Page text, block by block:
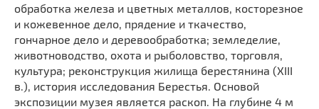
обработка железа и цветных металлов, косторезное
и кожевенное дело, прядение и ткачество,
гончарное дело и деревообработка; земледелие,
животноводство, охота и рыболовство, торговля,
культура; реконструкция жилища берестянина (XIII
в.), история исследования Берестья. Основой
экспозиции музея является раскоп. На глубине 4 м